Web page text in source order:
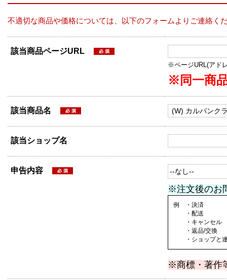
不適切な商品や価格については、以下のフォームよりご連絡く
該当商品ページURL
※ページURL(アド
※同一商
該当商品名
該当ショップ名
申告内容
※注文後のお
例 ・決済
・配送
・キャンセル
・返品/交換
・ショップと連
※商標・著作